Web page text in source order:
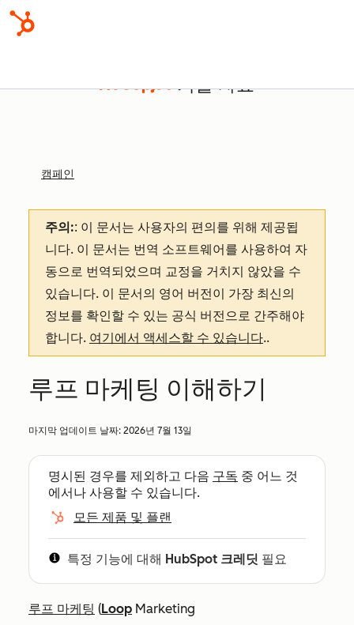
기술 자료
캠페인
주의:: 이 문서는 사용자의 편의를 위해 제공됩
니다. 이 문서는 번역 소프트웨어를 사용하여 자
동으로 번역되었으며 교정을 거치지 않았을 수
있습니다. 이 문서의 영어 버전이 가장 최신의
정보를 확인할 수 있는 공식 버전으로 간주해야
합니다. 여기에서 액세스할 수 있습니다..
루프 마케팅 이해하기
마지막 업데이트 날짜: 2026년 7월 13일
명시된 경우를 제외하고 다음 구독 중 어느 것
에서나 사용할 수 있습니다.
모든 제품 및 플랜
특정 기능에 대해 HubSpot 크레딧 필요
루프 마케팅 (Loop Marketing